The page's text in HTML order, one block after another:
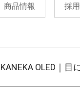
商品情報 採
KANEKA OLED｜